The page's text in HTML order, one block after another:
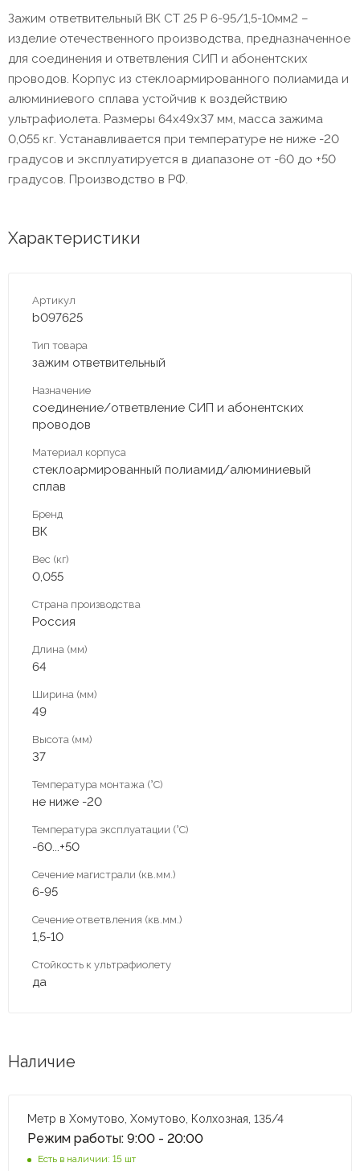
Зажим ответвительный ВК СТ 25 Р 6-95/1,5-10мм2 –
изделие отечественного производства, предназначенное
для соединения и ответвления СИП и абонентских
проводов. Корпус из стеклоармированного полиамида и
алюминиевого сплава устойчив к воздействию
ультрафиолета. Размеры 64х49х37 мм, масса зажима
0,055 кг. Устанавливается при температуре не ниже -20
градусов и эксплуатируется в диапазоне от -60 до +50
градусов. Производство в РФ.
Характеристики
Артикул
b097625
Тип товара
зажим ответвительный
Назначение
соединение/ответвление СИП и абонентских
проводов
Материал корпуса
стеклоармированный полиамид/алюминиевый
сплав
Бренд
ВК
Вес (кг)
0,055
Страна производства
Россия
Длина (мм)
64
Ширина (мм)
49
Высота (мм)
37
Температура монтажа (°С)
не ниже -20
Температура эксплуатации (°С)
-60...+50
Сечение магистрали (кв.мм.)
6-95
Сечение ответвления (кв.мм.)
1,5-10
Стойкость к ультрафиолету
да
Наличие
Метр в Хомутово, Хомутово, Колхозная, 135/4
Режим работы: 9:00 - 20:00
Есть в наличии: 15 шт